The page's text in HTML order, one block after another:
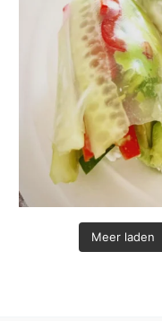
Meer laden